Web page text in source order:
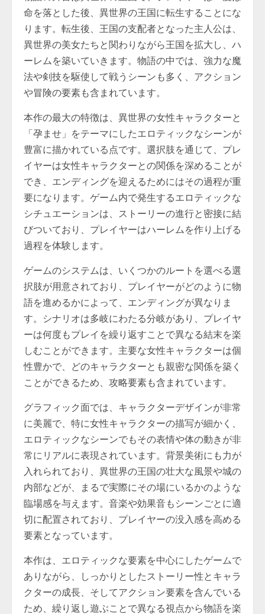
命を落とした後、異世界の王国に転生することにな
ります。転生後、王国の支配者となった主人公は、
異世界の美女たちと関わりながら王国を拡大し、ハ
ーレムを築いていきます。物語の中では、強力な魔
法や剣技を駆使して戦うシーンも多く、アクション
や冒険の要素も含まれています。
本作の最大の特徴は、異世界の女性キャラクターと
「孕ませ」をテーマにしたエロティックなシーンが
豊富に描かれている点です。選択肢を通じて、プレ
イヤーは女性キャラクターとの関係を深めることが
でき、エンディングを迎えるためにはその過程が重
要になります。ゲーム内で発生するエロティックな
シチュエーションは、ストーリーの進行と密接に結
びついており、プレイヤーはハーレムを作り上げる
過程を体験します。
ゲームのシステムは、いくつかのルートを選べる選
択肢が用意されており、プレイヤーがどのように物
語を進めるかによって、エンディングが異なりま
す。シナリオは多岐にわたる分岐があり、プレイヤ
ーは何度もプレイを繰り返すことで異なる結末を楽
しむことができます。主要な女性キャラクターは個
性豊かで、どのキャラクターとも親密な関係を築く
ことができるため、攻略要素も含まれています。
グラフィック面では、キャラクターデザインが非常
に美麗で、特に女性キャラクターの描写が細かく、
エロティックなシーンでもその表情や体の動きが非
常にリアルに表現されています。背景美術にも力が
入れられており、異世界の王国の壮大な風景や城の
内部などが、まるで実際にその場にいるかのような
臨場感を与えます。音楽や効果音もシーンごとに適
切に配置されており、プレイヤーの没入感を高める
要素となっています。
本作は、エロティックな要素を中心にしたゲームで
ありながら、しっかりとしたストーリー性とキャラ
クターの成長、そしてアクション要素を含んでいる
ため、繰り返し遊ぶことで異なる視点から物語を楽